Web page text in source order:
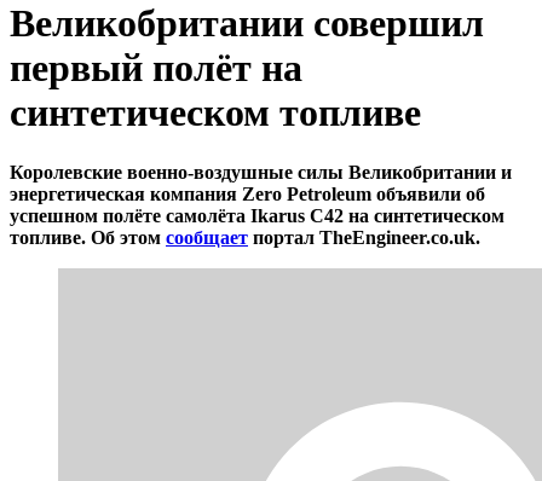
Великобритании совершил
первый полёт на
синтетическом топливе
Королевские военно-воздушные силы Великобритании и
энергетическая компания Zero Petroleum объявили об
успешном полёте самолёта Ikarus C42 на синтетическом
топливе. Об этом сообщает портал TheEngineer.co.uk.